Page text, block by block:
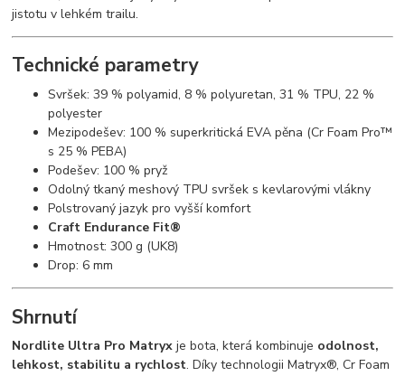
jistotu v lehkém trailu.
Technické parametry
Svršek: 39 % polyamid, 8 % polyuretan, 31 % TPU, 22 %
polyester
Mezipodešev: 100 % superkritická EVA pěna (Cr Foam Pro™
s 25 % PEBA)
Podešev: 100 % pryž
Odolný tkaný meshový TPU svršek s kevlarovými vlákny
Polstrovaný jazyk pro vyšší komfort
Craft Endurance Fit®
Hmotnost: 300 g (UK8)
Drop: 6 mm
Shrnutí
Nordlite Ultra Pro Matryx je bota, která kombinuje odolnost,
lehkost, stabilitu a rychlost. Díky technologii Matryx®, Cr Foam